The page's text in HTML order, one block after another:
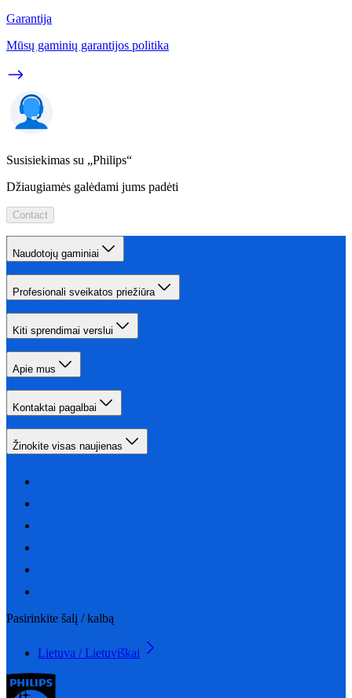
Garantija
Mūsų gaminių garantijos politika
Susisiekimas su „Philips“
Džiaugiamės galėdami jums padėti
Contact
Naudotojų gaminiai
Profesionali sveikatos priežiūra
Kiti sprendimai verslui
Apie mus
Kontaktai pagalbai
Žinokite visas naujienas
Pasirinkite šalį / kalbą
Lietuva / Lietuviškai